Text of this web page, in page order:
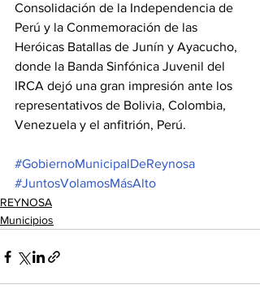
Consolidación de la Independencia de
Perú y la Conmemoración de las
Heróicas Batallas de Junín y Ayacucho,
donde la Banda Sinfónica Juvenil del
IRCA dejó una gran impresión ante los
representativos de Bolivia, Colombia,
Venezuela y el anfitrión, Perú.
#GobiernoMunicipalDeReynosa
#JuntosVolamosMásAlto
REYNOSA
Municipios